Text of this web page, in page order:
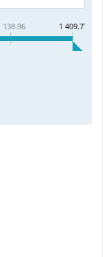
138.96 1 409.77